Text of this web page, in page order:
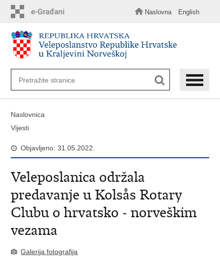
sadržaj
Naslovna English
Naslovnica
Vijesti
Objavljeno: 31.05.2022.
Veleposlanica održala
predavanje u Kolsås Rotary
Clubu o hrvatsko - norveškim
vezama
Galerija fotografija